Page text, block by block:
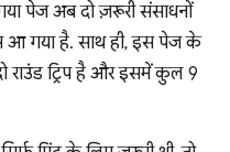
पेज अब दो ज़रूरी संसाधनों
आ गया है. साथ ही, इस पेज के
राउंड ट्रिप है और इसमें कुल 9